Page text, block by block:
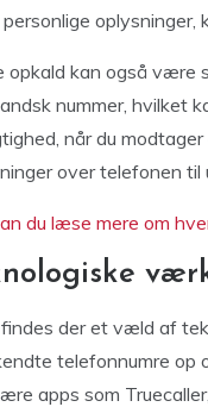
oplysninger,
opkald kan også være
nummer, hvilket
når du
over telefonen til
du læse mere om
der et væld af
telefonnumre op
apps som